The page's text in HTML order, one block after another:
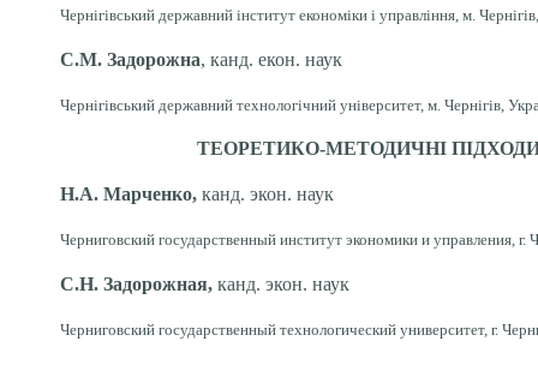
Чернігівський державний інститут економіки і управління, м.
С.М. Задорожна, канд. екон. наук
Чернігівський державний технологічний університет, м. Чернігів,
ТЕОРЕТИКО-МЕТОДИЧНІ
Н.А. Марченко, канд. экон. наук
Черниговский государственный институт экономики и управления, г.
С.Н. Задорожная, канд. экон. наук
Черниговский государственный технологический университет, г.